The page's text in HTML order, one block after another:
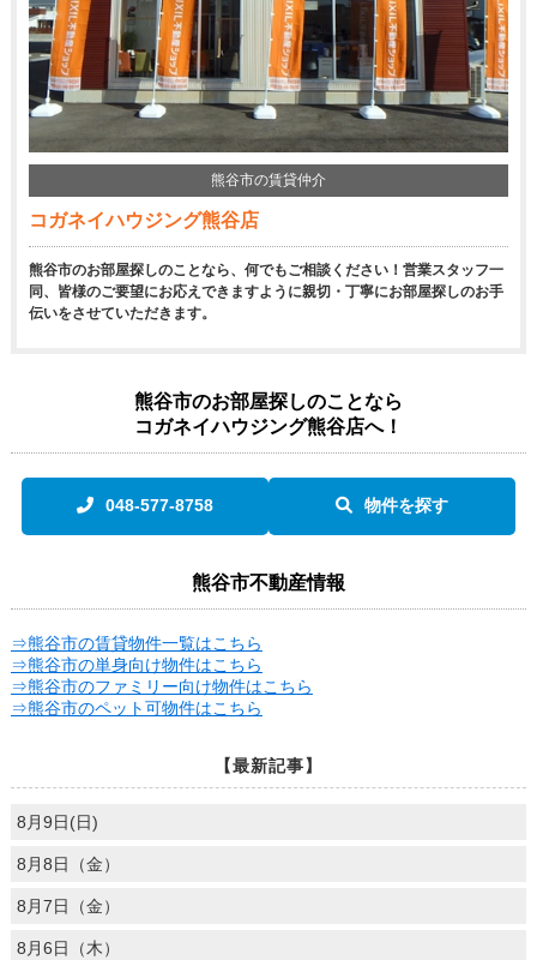
熊谷市の賃貸仲介
コガネイハウジング熊谷店
熊谷市のお部屋探しのことなら、何でもご相談ください！営業スタッフ一
同、皆様のご要望にお応えできますように親切・丁寧にお部屋探しのお手
伝いをさせていただきます。
熊谷市のお部屋探しのことなら
コガネイハウジング熊谷店へ！
048-577-8758 物件を探す
熊谷市不動産情報
⇒熊谷市の賃貸物件一覧はこちら
⇒熊谷市の単身向け物件はこちら
⇒熊谷市のファミリー向け物件はこちら
⇒熊谷市のペット可物件はこちら
【最新記事】
8月9日(日)
8月8日（金）
8月7日（金）
8月6日（木）